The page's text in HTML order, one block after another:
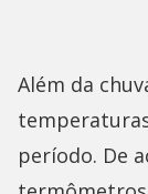
Além da
período. De